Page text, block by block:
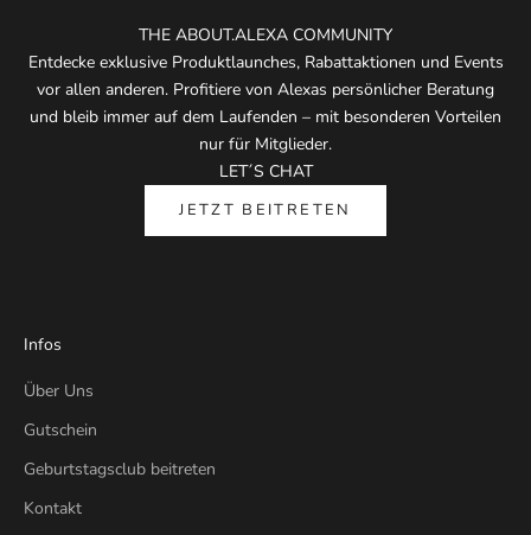
THE ABOUT.ALEXA COMMUNITY
Entdecke exklusive Produktlaunches, Rabattaktionen und Events
vor allen anderen. Profitiere von Alexas persönlicher Beratung
und bleib immer auf dem Laufenden – mit besonderen Vorteilen
nur für Mitglieder.
LET´S CHAT
JETZT BEITRETEN
Infos
Über Uns
Gutschein
Geburtstagsclub beitreten
Kontakt